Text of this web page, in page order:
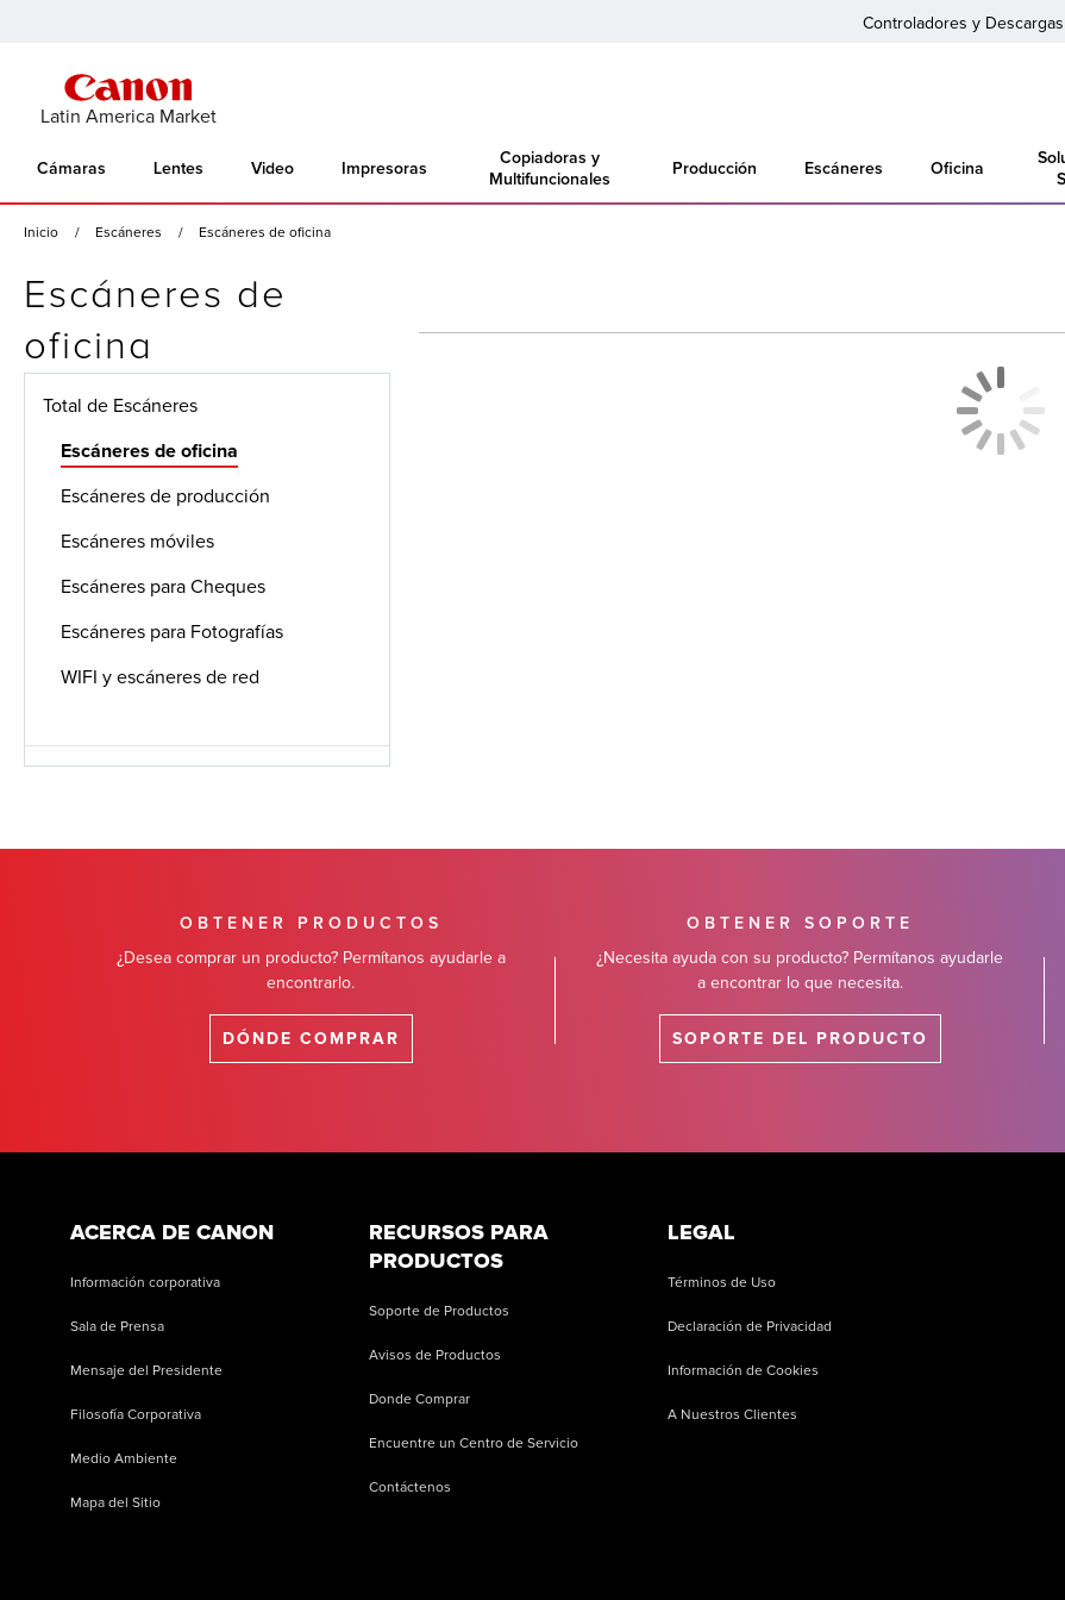
Controladores y Descargas
Latin America Market
Cámaras Lentes Video Impresoras
Copiadoras y
Multifuncionales
Producción Escáneres Oficina
Inicio Escáneres Escáneres de oficina
Escáneres de
oficina
Total de Escáneres
Escáneres de oficina
Escáneres de producción
Escáneres móviles
Escáneres para Cheques
Escáneres para Fotografías
WIFI y escáneres de red
OBTENER PRODUCTOS
¿Desea comprar un producto? Permítanos ayudarle a
encontrarlo.
DÓNDE COMPRAR
OBTENER SOPORTE
¿Necesita ayuda con su producto? Permítanos ayudarle
a encontrar lo que necesita.
SOPORTE DEL PRODUCTO
ACERCA DE CANON
Información corporativa
Sala de Prensa
Mensaje del Presidente
Filosofía Corporativa
Medio Ambiente
Mapa del Sitio
RECURSOS PARA
PRODUCTOS
Soporte de Productos
Avisos de Productos
Donde Comprar
Encuentre un Centro de Servicio
Contáctenos
LEGAL
Términos de Uso
Declaración de Privacidad
Información de Cookies
A Nuestros Clientes